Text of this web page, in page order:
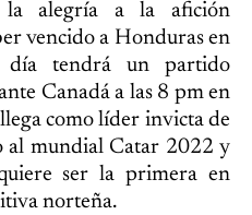
la alegría a la afición
vencido a Honduras en
día tendrá un partido
Canadá a las 8 pm en
como líder invicta de
al mundial Catar 2022 y
ser la primera en
norteña.